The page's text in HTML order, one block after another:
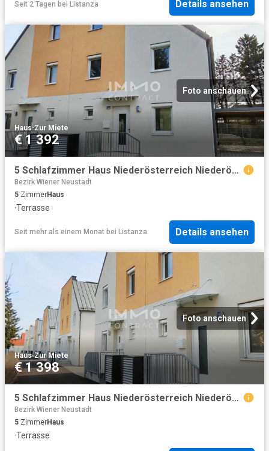
Seit 2 Tagen bei Listanza Details ansehen
Foto anschauen
Haus·Zur Miete
€ 1 392
5 Schlafzimmer Haus Niederösterreich Niederösterreich 102368380
Bezirk Wiener Neustadt
5 ZimmerHaus
·Terrasse
Seit mehr als einem Monat bei Listanza Details ansehen
Foto anschauen
Haus·Zur Miete
€ 1 398
5 Schlafzimmer Haus Niederösterreich Niederösterreich 101994963
Bezirk Wiener Neustadt
5 ZimmerHaus
·Terrasse